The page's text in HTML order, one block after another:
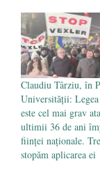
Claudiu Târziu, în
Universității:
este cel mai grav
ultimii 36 de ani
ființei naționale.
stopăm aplicarea ei